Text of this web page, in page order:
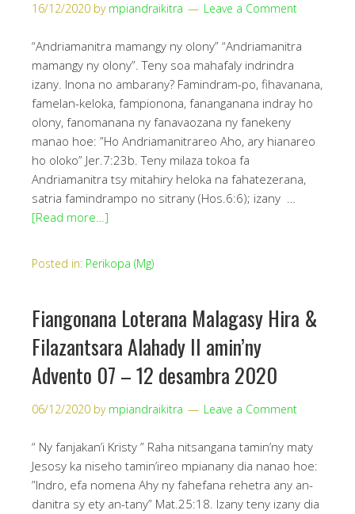
16/12/2020 by mpiandraikitra Leave a Comment
“Andriamanitra mamangy ny olony” “Andriamanitra
mamangy ny olony”. Teny soa mahafaly indrindra
izany. Inona no ambarany? Famindram-po, fihavanana,
famelan-keloka, fampionona, fananganana indray ho
olony, fanomanana ny fanavaozana ny fanekeny
manao hoe: ”Ho Andriamanitrareo Aho, ary hianareo
ho oloko” Jer.7:23b. Teny milaza tokoa fa
Andriamanitra tsy mitahiry heloka na fahatezerana,
satria famindrampo no sitrany (Hos.6:6); izany …
[Read more…]
Posted in: Perikopa (Mg)
Fiangonana Loterana Malagasy Hira &
Filazantsara Alahady II amin’ny
Advento 07 – 12 desambra 2020
06/12/2020 by mpiandraikitra Leave a Comment
“ Ny fanjakan’i Kristy ” Raha nitsangana tamin’ny maty
Jesosy ka niseho tamin’ireo mpianany dia nanao hoe:
”Indro, efa nomena Ahy ny fahefana rehetra any an-
danitra sy ety an-tany” Mat.25:18. Izany teny izany dia